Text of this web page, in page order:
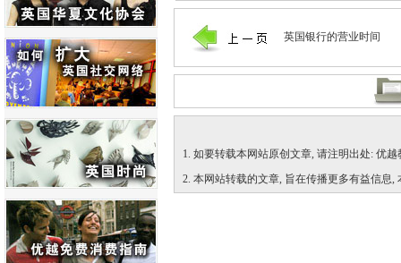
英国银行的营业时间
1. 如要转载本网站原创文章, 请注明出处: 优越
2. 本网站转载的文章, 旨在传播更多有益信息,